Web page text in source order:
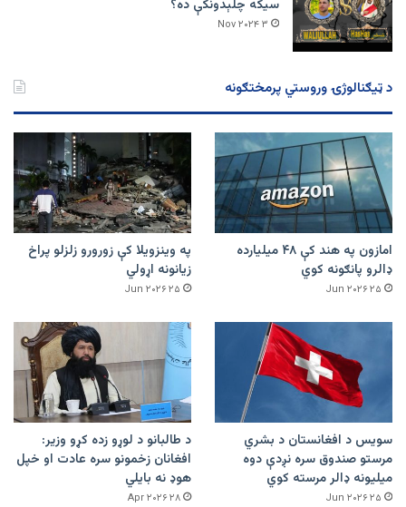
سیکه چلېدونکې ده؟
۳ Nov ۲۰۲۴
د ټیګنالوژۍ وروستي پرمختګونه
امازون په هند کې ۴۸ میلیارده
ډالرو پانګونه کوي
۲۵ Jun ۲۰۲۶
په وینزویلا کې زورورو زلزلو پراخ
زیانونه اړولي
۲۵ Jun ۲۰۲۶
سویس د افغانستان د بشري
مرستو صندوق سره نږدې دوه
میلیونه ډالر مرسته کوي
۲۵ Jun ۲۰۲۶
د طالبانو د لوړو زده کړو وزیر:
افغانان زخمونو سره عادت او خپل
هوډ نه بایلي
۲۸ Apr ۲۰۲۶